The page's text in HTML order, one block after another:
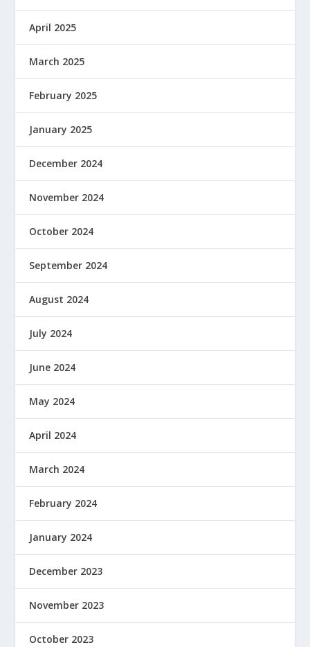
April 2025
March 2025
February 2025
January 2025
December 2024
November 2024
October 2024
September 2024
August 2024
July 2024
June 2024
May 2024
April 2024
March 2024
February 2024
January 2024
December 2023
November 2023
October 2023